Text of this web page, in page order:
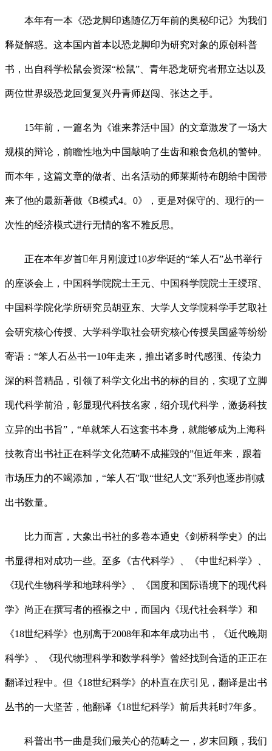
本年有一本《恐龙脚印逃随亿万年前的奥秘印记》为我们
释疑解惑。这本国内首本以恐龙脚印为研究对象的原创科普
书，出自科学松鼠会资深“松鼠”、青年恐龙研究者邢立达以及
两位世界级恐龙回复复兴丹青师赵闯、张达之手。
15年前，一篇名为《谁来养活中国》的文章激发了一场大
规模的辩论，前瞻性地为中国敲响了生齿和粮食危机的警钟。
而本年，这篇文章的做者、出名活动的师莱斯特布朗给中国带
来了他的最新著做《B模式4。0》，更是对保守的、现行的一
次性的经济模式进行无情的客不雅反思。
正在本年岁首年月刚渡过10岁华诞的“笨人石”丛书举行
的座谈会上，中国科学院院士王元、中国科学院院士王绶琯、
中国科学院化学所研究员胡亚东、大学人文学院科学手艺取社
会研究核心传授、大学科学取社会研究核心传授吴国盛等纷纷
寄语：“笨人石丛书一10年走来，推出诸多时代感强、传染力
深的科普精品，引领了科学文化出书的标的目的，实现了立脚
现代科学前沿，彰显现代科技名家，绍介现代科学，激扬科技
立异的出书旨”，“单就笨人石这套书本身，就能够成为上海科
技教育出书社正在科学文化范畴不成摧毁的”但近年来，跟着
市场压力的不竭添加，“笨人石”取“世纪人文”系列也逐步削减
出书数量。
比力而言，大象出书社的多卷本通史《剑桥科学史》的出
书显得相对成功一些。至多《古代科学》、《中世纪科学》、
《现代生物科学和地球科学》、《国度和国际语境下的现代科
学》尚正在撰写者的襁褓之中，而国内《现代社会科学》和
《18世纪科学》也别离于2008年和本年成功出书，《近代晚期
科学》、《现代物理科学和数学科学》曾经找到合适的正正在
翻译过程中。但《18世纪科学》的朴直在庆引见，翻译是出书
丛书的一大坚苦，他翻译《18世纪科学》前后共耗时7年多。
科普出书一曲是我们最关心的范畴之一，岁末回顾，我们